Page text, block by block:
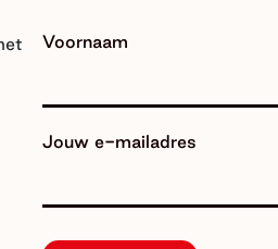
Jouw e-mailadres
Voornaam